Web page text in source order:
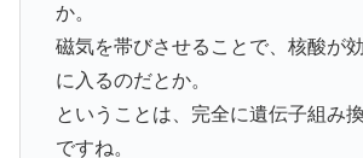
か。
磁気を帯びさせることで、核酸が
に入るのだとか。
ということは、完全に遺伝子組み
ですね。